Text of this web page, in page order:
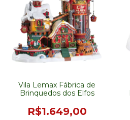
Vila Lemax Fábrica de
Brinquedos dos Elfos
R$1.649,00